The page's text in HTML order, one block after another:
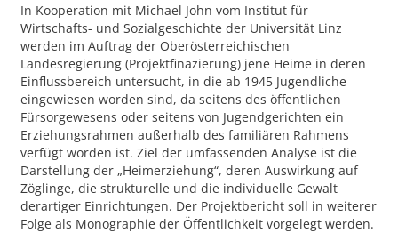
In Kooperation mit Michael John vom Institut für
Wirtschafts- und Sozialgeschichte der Universität Linz
werden im Auftrag der Oberösterreichischen
Landesregierung (Projektfinazierung) jene Heime in deren
Einflussbereich untersucht, in die ab 1945 Jugendliche
eingewiesen worden sind, da seitens des öffentlichen
Fürsorgewesens oder seitens von Jugendgerichten ein
Erziehungsrahmen außerhalb des familiären Rahmens
verfügt worden ist. Ziel der umfassenden Analyse ist die
Darstellung der „Heimerziehung“, deren Auswirkung auf
Zöglinge, die strukturelle und die individuelle Gewalt
derartiger Einrichtungen. Der Projektbericht soll in weiterer
Folge als Monographie der Öffentlichkeit vorgelegt werden.